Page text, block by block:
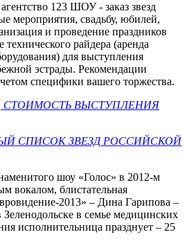
123 ШОУ - заказ звезд
мероприятия, свадьбу, юбилей,
и проведение праздников
райдера (аренда
для выступления
эстрады. Рекомендации
специфики вашего торжества.
СТОИМОСТЬ ВЫСТУПЛЕНИЯ
СПИСОК ЗВЕЗД РОССИЙСКОЙ
шоу «Голос» в 2012-м
вокалом, блистательная
2013» – Дина Гарипова –
в семье медицинских
исполнительница празднует – 25